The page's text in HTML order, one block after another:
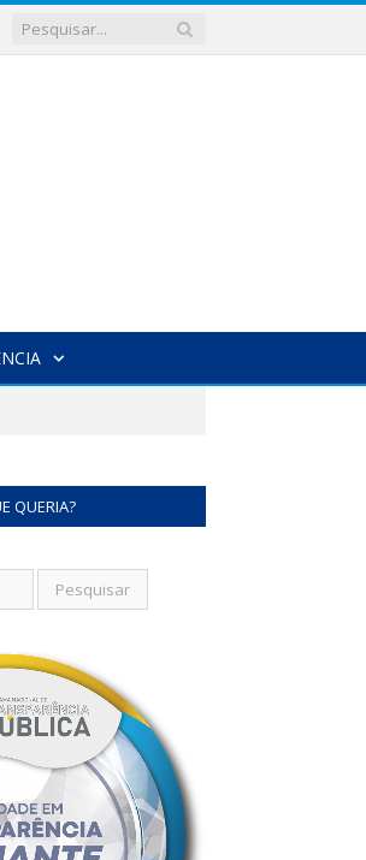
QUERIA?